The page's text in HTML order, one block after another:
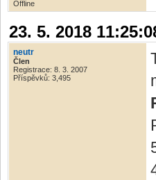
Offline
23. 5. 2018
neutr
Člen
Registrace: 8. 3. 2007
Příspěvků: 3,495